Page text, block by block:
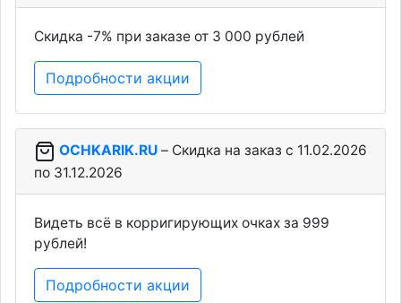
Скидка -7% при заказе от 3 000 рублей
Подробности акции
OCHKARIK.RU – Скидка на заказ c 11.02.2026
по 31.12.2026
Видеть всё в корригирующих очках за 999
рублей!
Подробности акции